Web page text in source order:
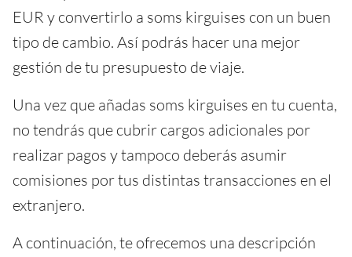
EUR y convertirlo a soms kirguises con un buen
tipo de cambio. Así podrás hacer una mejor
gestión de tu presupuesto de viaje.
Una vez que añadas soms kirguises en tu cuenta,
no tendrás que cubrir cargos adicionales por
realizar pagos y tampoco deberás asumir
comisiones por tus distintas transacciones en el
extranjero.
A continuación, te ofrecemos una descripción